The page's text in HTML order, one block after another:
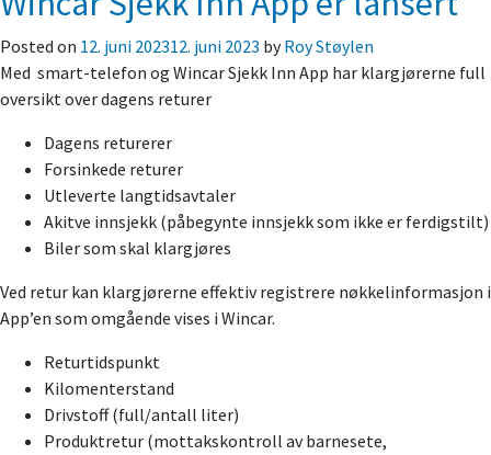
Posted on 12. juni 202312. juni 2023 byRoy Støylen
Med smart-telefon og Wincar Sjekk Inn App har klargjørerne full
oversikt over dagens returer
Dagens returerer
Forsinkede returer
Utleverte langtidsavtaler
Akitve innsjekk (påbegynte innsjekk som ikke er ferdigstilt)
Biler som skal klargjøres
Ved retur kan klargjørerne effektiv registrere nøkkelinformasjon i
App’en som omgående vises i Wincar.
Returtidspunkt
Kilomenterstand
Drivstoff (full/antall liter)
Produktretur (mottakskontroll av barnesete,